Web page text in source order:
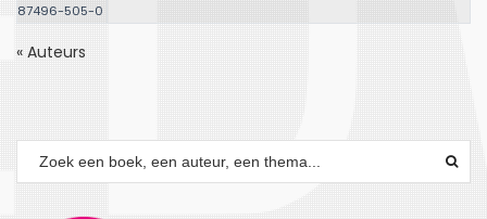
87496-505-0
« Auteurs